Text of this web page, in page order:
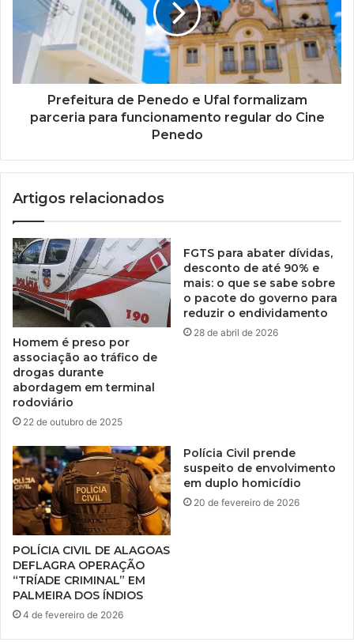
Prefeitura de Penedo e Ufal formalizam
parceria para funcionamento regular do Cine
Penedo
Artigos relacionados
Homem é preso por
associação ao tráfico de
drogas durante
abordagem em terminal
rodoviário
22 de outubro de 2025
FGTS para abater dívidas,
desconto de até 90% e
mais: o que se sabe sobre
o pacote do governo para
reduzir o endividamento
28 de abril de 2026
POLÍCIA CIVIL DE ALAGOAS
DEFLAGRA OPERAÇÃO
“TRÍADE CRIMINAL” EM
PALMEIRA DOS ÍNDIOS
4 de fevereiro de 2026
Polícia Civil prende
suspeito de envolvimento
em duplo homicídio
20 de fevereiro de 2026